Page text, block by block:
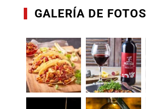
GALERÍA DE FOTOS